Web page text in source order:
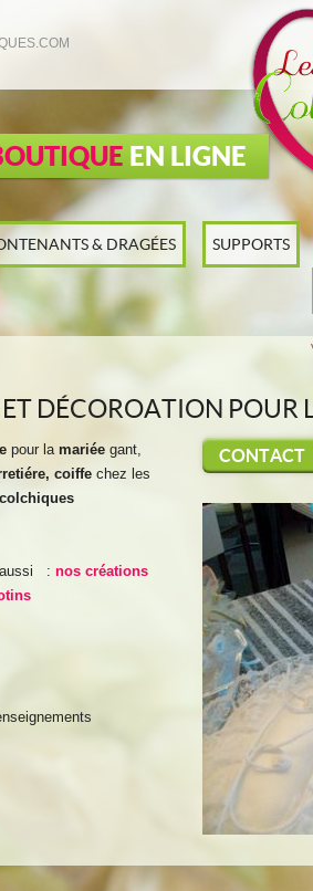
EN LIGNE
& DRAGÉES SUPPORTS
DÉCOROATION POUR
CONTACT
pour lamariéegant,
coiffe chez les
aussi : nos créations